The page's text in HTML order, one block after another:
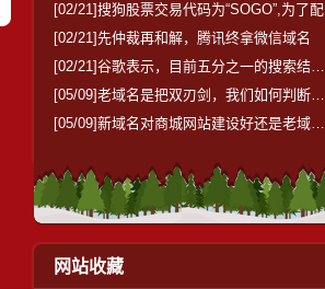
[02/21]搜狗股票交易代码为“SOGO”,为了配合代码还启用了同款域名
[02/21]先仲裁再和解，腾讯终拿微信域名
[02/21]谷歌表示，目前五分之一的搜索结果与位置有关
[05/09]老域名是把双刃剑，我们如何判断老域名的质量高低呢？
[05/09]新域名对商城网站建设好还是老域名对商城网站建设好呢？
网站收藏